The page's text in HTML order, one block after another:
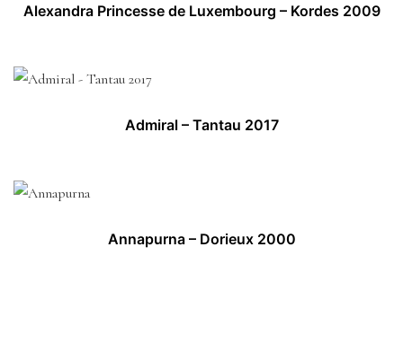
Alexandra Princesse de Luxembourg – Kordes 2009
Admiral – Tantau 2017
Annapurna – Dorieux 2000